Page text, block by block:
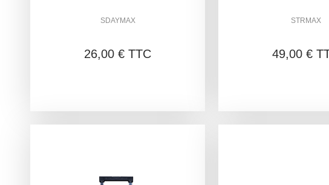
SDAYMAX
26,00 € TTC
STRMAX
49,00 €